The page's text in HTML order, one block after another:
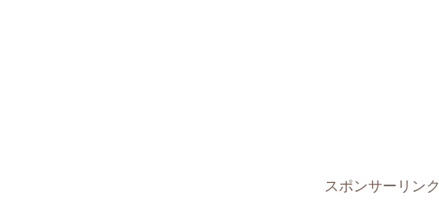
スポンサーリンク